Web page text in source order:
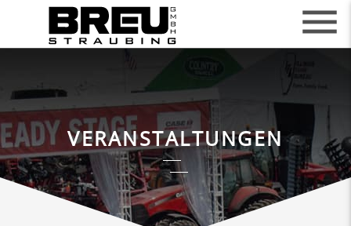
menu
VERANSTALTUNGEN